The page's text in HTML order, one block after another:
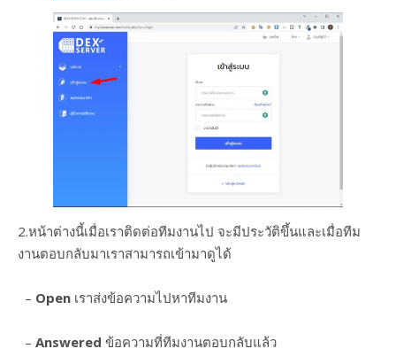
2.หน้าต่างนี้เมื่อเราติดต่อทีมงานไป จะมีประวัติขึ้นและเมื่อทีม
งานตอบกลับมาเราสามารถเข้ามาดูได้
– Open เราส่งข้อความไปหาทีมงาน
– Answered ข้อความที่ทีมงานตอบกลับแล้ว